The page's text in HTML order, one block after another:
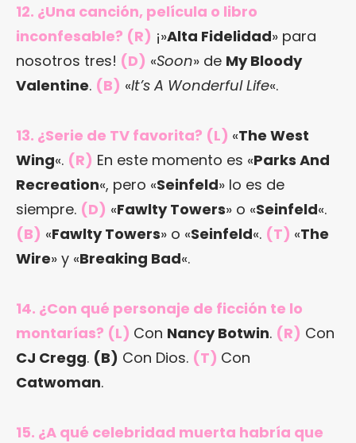
12. ¿Una canción, película o libro
inconfesable? (R) ¡»Alta Fidelidad» para
nosotros tres! (D) «Soon» de My Bloody
Valentine. (B) «It’s A Wonderful Life«.
13. ¿Serie de TV favorita? (L) «The West
Wing«. (R) En este momento es «Parks And
Recreation«, pero «Seinfeld» lo es de
siempre. (D) «Fawlty Towers» o «Seinfeld«.
(B) «Fawlty Towers» o «Seinfeld«. (T) «The
Wire» y «Breaking Bad«.
14. ¿Con qué personaje de ficción te lo
montarías? (L) Con Nancy Botwin. (R) Con
CJ Cregg. (B) Con Dios. (T) Con
Catwoman.
15. ¿A qué celebridad muerta habría que